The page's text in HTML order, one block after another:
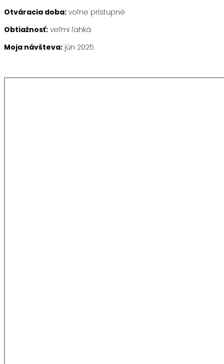
Otváracia doba: voľne prístupné
Obtiažnosť: veľmi ľahká
Moja návšteva: jún 2025